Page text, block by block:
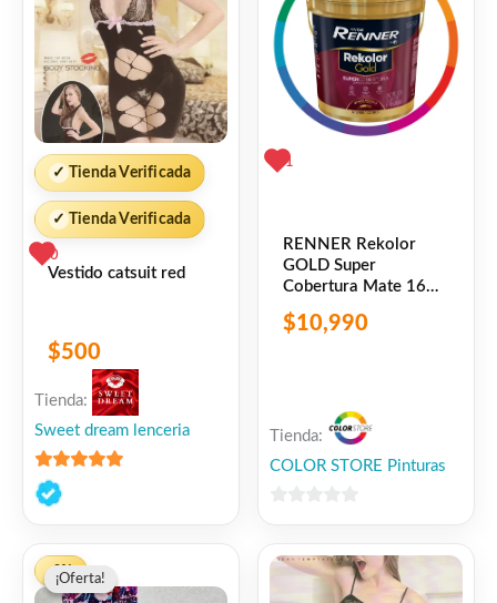
ATENCIÓN Y ASESORAMIENTO
PERSONALIZADO
ENVÍOS SIN CARGO A TODO EL PAÍS
Share
Twitter
Share
👍 1 persona recomienda este producto
✓ Tienda Verificada
✓ Tienda Verificada
0
Vestido catsuit red
$500
Tienda:
Sweet dream lenceria
5de 5
1
RENNER Rekolor
GOLD Super
Cobertura Mate 16
litros
$10,990
Tienda:
COLOR STORE Pinturas
5
¡Oferta!
-2%
¡Oferta!
precio precio